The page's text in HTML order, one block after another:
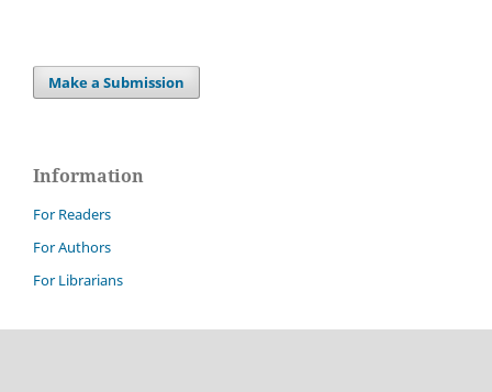
Make a Submission
Information
For Readers
For Authors
For Librarians